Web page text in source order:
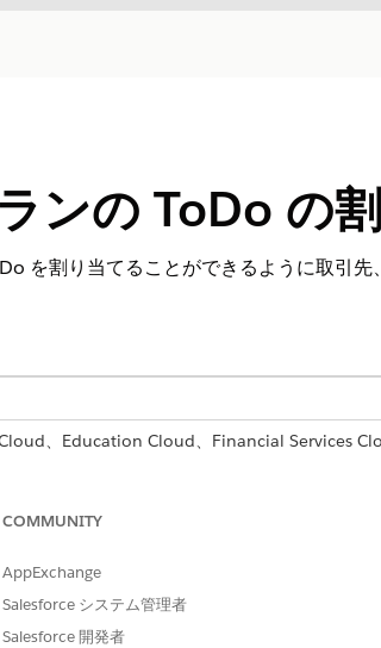
ンの ToDo の
を割り当てることができるように取引先
、Education Cloud、Financial Services
るように取引先チームを設定します。
るように商談チームを設定します。
COMMUNITY
AppExchange
Salesforce システム管理者
Salesforce 開発者